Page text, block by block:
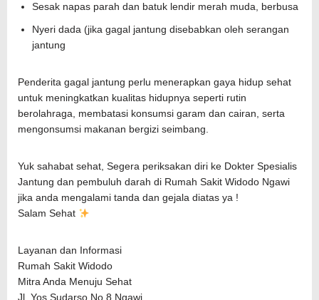
Sesak napas parah dan batuk lendir merah muda, berbusa
Nyeri dada (jika gagal jantung disebabkan oleh serangan
jantung
Penderita gagal jantung perlu menerapkan gaya hidup sehat
untuk meningkatkan kualitas hidupnya seperti rutin
berolahraga, membatasi konsumsi garam dan cairan, serta
mengonsumsi makanan bergizi seimbang.
Yuk sahabat sehat, Segera periksakan diri ke Dokter Spesialis
Jantung dan pembuluh darah di Rumah Sakit Widodo Ngawi
jika anda mengalami tanda dan gejala diatas ya !
Salam Sehat
Layanan dan Informasi
Rumah Sakit Widodo
Mitra Anda Menuju Sehat
Jl. Yos Sudarso No.8 Ngawi